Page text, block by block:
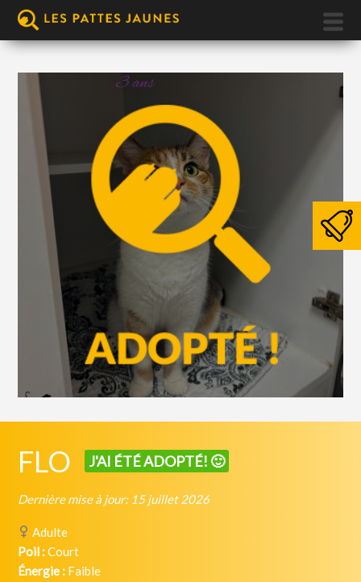
FLO J'AI ÉTÉ ADOPTÉ! 🙂
Dernière mise à jour: 15 juillet 2026
Adulte
Poil :Court
Énergie : Faible